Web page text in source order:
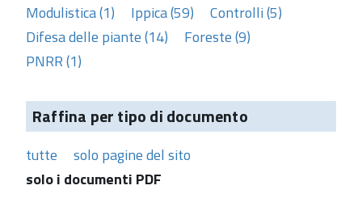
Modulistica (1)
Ippica (59)
Controlli (5)
Difesa delle piante (14)
Foreste (9)
PNRR (1)
Raffina per tipo di documento
tutte
solo pagine del sito
solo i documenti PDF